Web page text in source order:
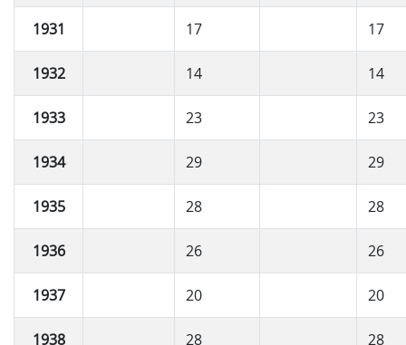
1931 17 17
1932 14 14
1933 23 23
1934 29 29
1935 28 28
1936 26 26
1937 20 20
1938 28 28